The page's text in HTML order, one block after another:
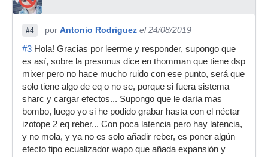
#4 por Antonio Rodriguez el 24/08/2019
#3 Hola! Gracias por leerme y responder, supongo que
es así, sobre la presonus dice en thomman que tiene dsp
mixer pero no hace mucho ruido con ese punto, será que
solo tiene algo de eq o no se, porque si fuera sistema
sharc y cargar efectos... Supongo que le daría mas
bombo, luego yo si he podido grabar hasta con el néctar
izotope 2 eq reber... Con poca latencia pero hay latencia,
y no mola, y ya no es solo añadir reber, es poner algún
efecto tipo ecualizador wapo que añada expansión y